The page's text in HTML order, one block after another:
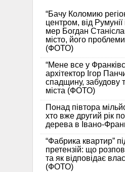
“Бачу Коломию
центром, від Румунії
мер Богдан
місто, його
(ФОТО)
“Мене все у
архітектор Ігор
спадщину, забудову
міста (ФОТО)
Понад півтора
хто вже другий рік
дерева в Івано-
“Фабрика квартир”
претензій: що
та як відповідає
(ФОТО)